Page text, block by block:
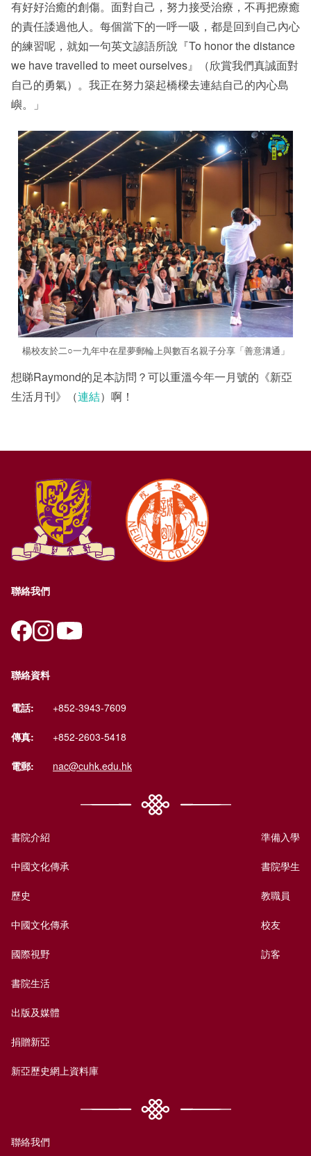
有好好治癒的創傷。面對自己，努力接受治療，不再把療癒
的責任諉過他人。每個當下的一呼一吸，都是回到自己內心
的練習呢，就如一句英文諺語所說『To honor the distance
we have travelled to meet ourselves』（欣賞我們真誠面對
自己的勇氣）。我正在努力築起橋樑去連結自己的內心島
嶼。」
楊校友於二○一九年中在星夢郵輪上與數百名親子分享「善意溝通」
想睇Raymond的足本訪問？可以重溫今年一月號的《新亞
生活月刊》（連結）啊！
聯絡我們
聯絡資料
電話: +852-3943-7609
傳真: +852-2603-5418
電郵: nac@cuhk.edu.hk
書院介紹
中國文化傳承
歷史
中國文化傳承
國際視野
書院生活
出版及媒體
捐贈新亞
新亞歷史網上資料庫
準備入學
書院學生
教職員
校友
訪客
聯絡我們